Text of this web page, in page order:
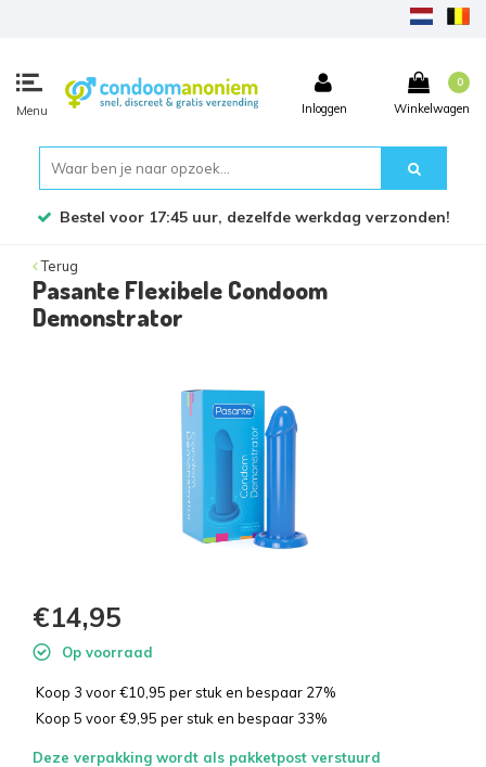
Menu Inloggen
0
Winkelwagen
Bestel voor 17:45 uur, dezelfde werkdag verzonden!
Terug
Pasante Flexibele Condoom
Demonstrator
€14,95
Op voorraad
Koop 3 voor €10,95 per stuk en bespaar 27%
Koop 5 voor €9,95 per stuk en bespaar 33%
Deze verpakking wordt als pakketpost verstuurd